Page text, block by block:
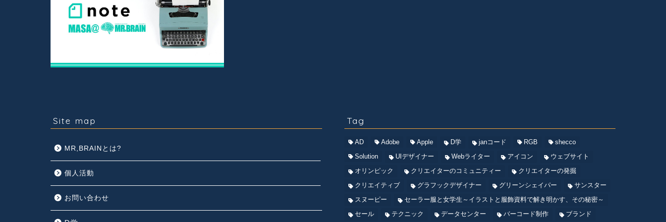
Site map
MR,BRAINとは?
個人活動
お問い合わせ
Tag
AD Adobe Apple D学 janコード RGB
shecco
Solution
UIデザイナー Webライター アイコン
ウェブサイト
オリンピック
クリエイターのコミュニティー
クリエイターの発掘
クリエイティブ
グラフックデザイナー グリーンシェイパー
サンスター
スヌーピー
セーラー服と女学生～イラストと服飾資料で解き明かす、その秘密～
セール
テクニック データセンター バーコード制作 ブランド